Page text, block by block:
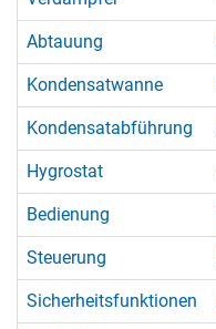
Abtauung
Kondensatwanne
Kondensatabführung
Hygrostat
Bedienung
Steuerung
Sicherheitsfunktionen